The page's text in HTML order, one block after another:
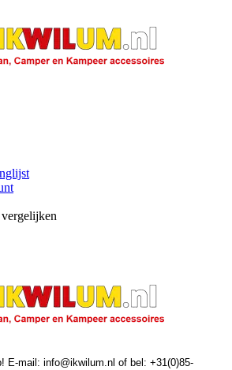
E-mail: info@ikwilum.nl of bel: +31(0)85-